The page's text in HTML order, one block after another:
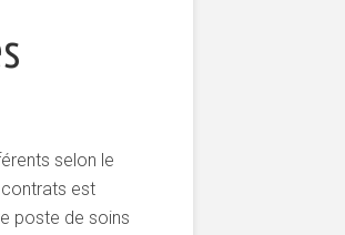
selon le
est
poste de soins